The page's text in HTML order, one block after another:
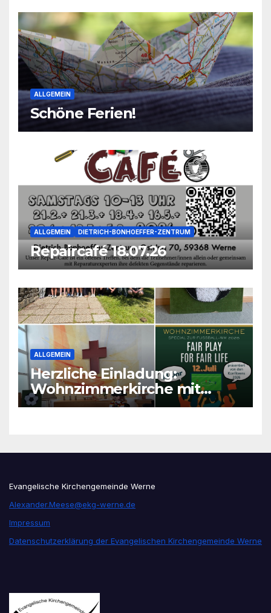
ALLGEMEIN
Schöne Ferien!
ALLGEMEIN DIETRICH-BONHOEFFER-ZENTRUM
Repaircafé 18.07.26
ALLGEMEIN
Herzliche Einladung:
Wohnzimmerkirche mit
unseren Konfis
Evangelische Kirchengemeinde Werne
Alexander.Meese@ekg-werne.de
Impressum
Datenschutzerklärung der Evangelischen Kirchengemeinde Werne